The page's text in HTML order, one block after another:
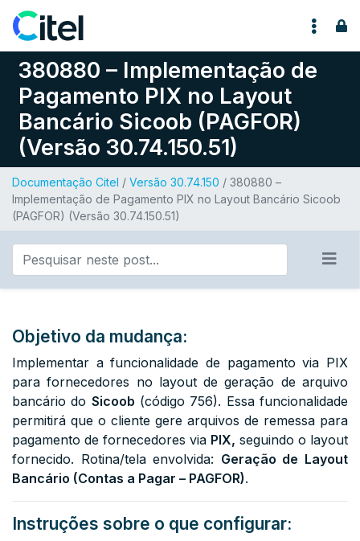
Pular para o conteúdo
380880 – Implementação de
Pagamento PIX no Layout
Bancário Sicoob (PAGFOR)
(Versão 30.74.150.51)
Documentação Citel / Versão 30.74.150 / 380880 –
Implementação de Pagamento PIX no Layout Bancário Sicoob
(PAGFOR) (Versão 30.74.150.51)
Objetivo da mudança:
Implementar a funcionalidade de pagamento via PIX
para fornecedores no layout de geração de arquivo
bancário do Sicoob (código 756). Essa funcionalidade
permitirá que o cliente gere arquivos de remessa para
pagamento de fornecedores via PIX, seguindo o layout
fornecido. Rotina/tela envolvida: Geração de Layout
Bancário (Contas a Pagar – PAGFOR).
Instruções sobre o que configurar: